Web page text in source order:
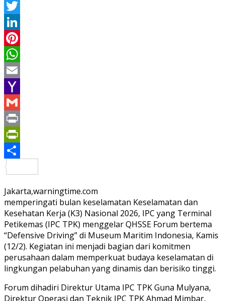
Facebook
Twitter
LinkedIn
Pinterest
WhatsApp
Email
Yahoo
Mail
Gmail
Print
PrintFriendly
Jakarta,warningtime.com
memperingati bulan keselamatan Keselamatan dan
Kesehatan Kerja (K3) Nasional 2026, IPC yang Terminal
Petikemas (IPC TPK) menggelar QHSSE Forum bertema
“Defensive Driving” di Museum Maritim Indonesia, Kamis
(12/2). Kegiatan ini menjadi bagian dari komitmen
perusahaan dalam memperkuat budaya keselamatan di
lingkungan pelabuhan yang dinamis dan berisiko tinggi.
Forum dihadiri Direktur Utama IPC TPK Guna Mulyana,
Direktur Operasi dan Teknik IPC TPK Ahmad Mimbar,